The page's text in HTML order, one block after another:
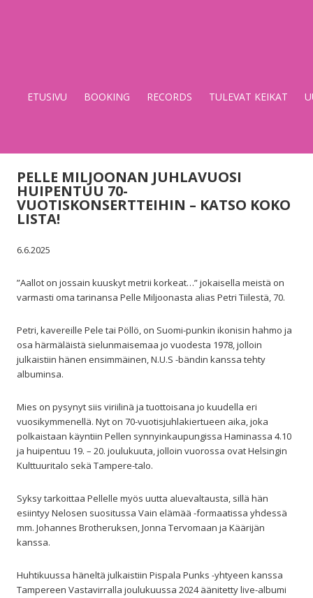
&
ETUSIVU BOOKING RECORDS TULEVAT KEIKAT
PELLE MILJOONAN JUHLAVUOSI
HUIPENTUU 70-
VUOTISKONSERTTEIHIN – KATSO KOKO
LISTA!
6.6.2025
”Aallot on jossain kuuskyt metrii korkeat…” jokaisella meistä on
varmasti oma tarinansa Pelle Miljoonasta alias Petri Tiilestä, 70.
Petri, kavereille Pele tai Pöllö, on Suomi-punkin ikonisin hahmo ja
osa härmäläistä sielunmaisemaa jo vuodesta 1978, jolloin
julkaistiin hänen ensimmäinen, N.U.S -bändin kanssa tehty
albuminsa.
Mies on pysynyt siis viriilinä ja tuottoisana jo kuudella eri
vuosikymmenellä. Nyt on 70-vuotisjuhlakiertueen aika, joka
polkaistaan käyntiin Pellen synnyinkaupungissa Haminassa 4.10
ja huipentuu 19. – 20. joulukuuta, jolloin vuorossa ovat Helsingin
Kulttuuritalo sekä Tampere-talo.
Syksy tarkoittaa Pellelle myös uutta aluevaltausta, sillä hän
esiintyy Nelosen suositussa Vain elämää -formaatissa yhdessä
mm. Johannes Brotheruksen, Jonna Tervomaan ja Käärijän
kanssa.
Huhtikuussa häneltä julkaistiin Pispala Punks -yhtyeen kanssa
Tampereen Vastavirralla joulukuussa 2024 äänitetty live-albumi